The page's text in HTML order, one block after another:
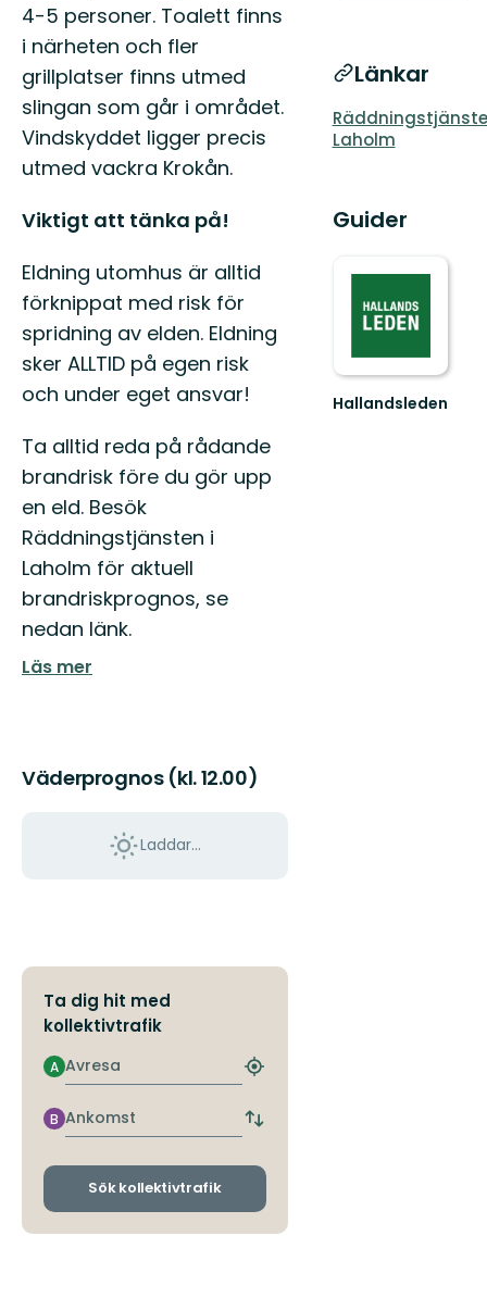
4-5 personer. Toalett finns
i närheten och fler
grillplatser finns utmed
slingan som går i området.
Vindskyddet ligger precis
utmed vackra Krokån.
Viktigt att tänka på!
Eldning utomhus är alltid
förknippat med risk för
spridning av elden. Eldning
sker ALLTID på egen risk
och under eget ansvar!
Ta alltid reda på rådande
brandrisk före du gör upp
en eld. Besök
Räddningstjänsten i
Laholm för aktuell
brandriskprognos, se
nedan länk.
Läs mer
Väderprognos (kl. 12.00)
Laddar...
Ta dig hit med
kollektivtrafik
Avresa
A
Hitta
hållplats
Ankomst
B
Byt
och
Sök kollektivtrafik
Länkar
Laholm
Guider
Hallandsleden